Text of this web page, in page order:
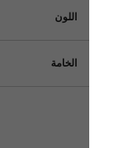
اللون
الخامة